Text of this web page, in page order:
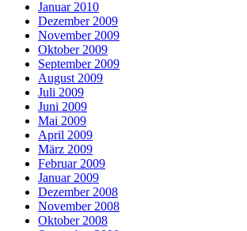
Januar 2010
Dezember 2009
November 2009
Oktober 2009
September 2009
August 2009
Juli 2009
Juni 2009
Mai 2009
April 2009
März 2009
Februar 2009
Januar 2009
Dezember 2008
November 2008
Oktober 2008